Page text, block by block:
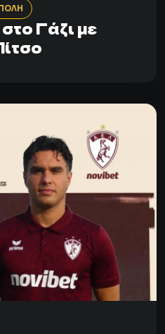
Γάζι με